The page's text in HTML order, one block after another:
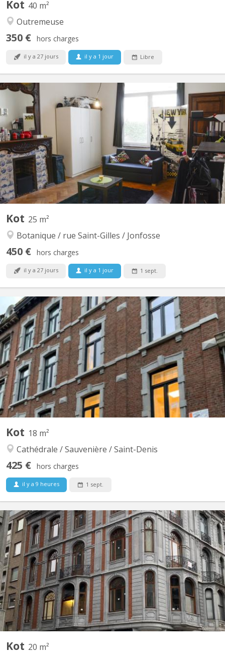
Kot 40 m²
Outremeuse
350 € hors charges
il y a 27 jours il y a 1 jour Libre
KL 6975
Superbe kot entièrement remis à neuf. Double vitrages, isolation
complète du bâtiment. Logement à proximité du centre ville, des
hautes écoles ainsi que l’ulg. Très agréable à vivre et proche de
tous commerces. La maison se compose de 3 étages et d’un rez
de chaussée commercial. Un kot au...
Kot 25 m²
Botanique / rue Saint-Gilles / Jonfosse
450 € hors charges
il y a 27 jours il y a 1 jour 1 sept.
KL 16437
Très grande chambre au 2ème étage, en parfait état, lumineuse,
Cuisine commune pour 3 et salle de bain pour 2. Kot n°6 sur
Kot 18 m²
Cathédrale / Sauvenière / Saint-Denis
425 € hors charges
il y a 9 heures 1 sept.
KL 11069
Kots disponible dans une maison de maître à 150 mètres de 'la
Grand Poste' et 250 mètres de 'place du 20 Août'. L'entièreté du
bâtiment a été rénové en 2019, espaces claires et volumineux
avec hauts plafonds. Superbe cuisine en inox dans une vaste
espace commune sur > 80 m2. Les salles de bain...
Kot 20 m²